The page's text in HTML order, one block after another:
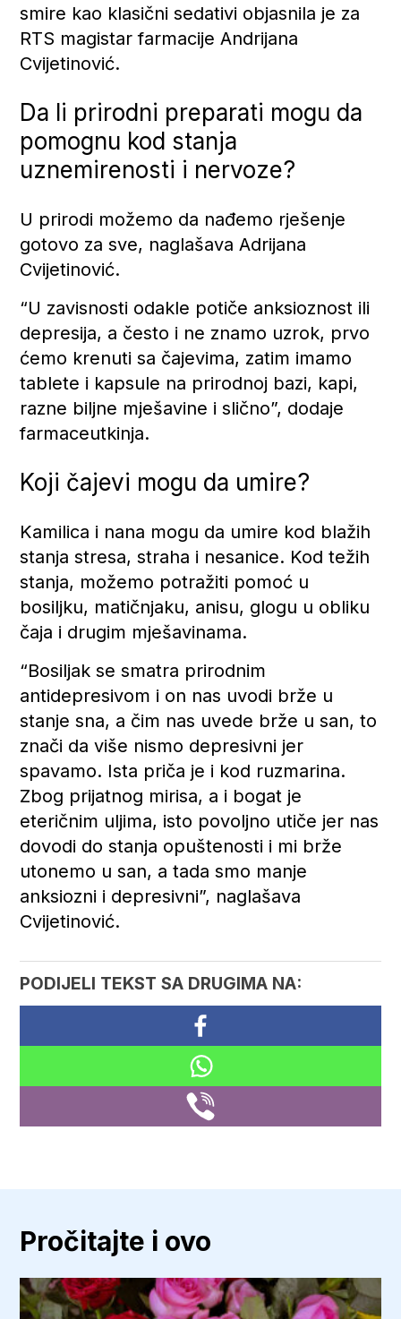
smire kao klasični sedativi objasnila je za
RTS magistar farmacije Andrijana
Cvijetinović.
Da li prirodni preparati mogu da
pomognu kod stanja
uznemirenosti i nervoze?
U prirodi možemo da nađemo rješenje
gotovo za sve, naglašava Adrijana
Cvijetinović.
“U zavisnosti odakle potiče anksioznost ili
depresija, a često i ne znamo uzrok, prvo
ćemo krenuti sa čajevima, zatim imamo
tablete i kapsule na prirodnoj bazi, kapi,
razne biljne mješavine i slično”, dodaje
farmaceutkinja.
Koji čajevi mogu da umire?
Kamilica i nana mogu da umire kod blažih
stanja stresa, straha i nesanice. Kod težih
stanja, možemo potražiti pomoć u
bosiljku, matičnjaku, anisu, glogu u obliku
čaja i drugim mješavinama.
“Bosiljak se smatra prirodnim
antidepresivom i on nas uvodi brže u
stanje sna, a čim nas uvede brže u san, to
znači da više nismo depresivni jer
spavamo. Ista priča je i kod ruzmarina.
Zbog prijatnog mirisa, a i bogat je
eteričnim uljima, isto povoljno utiče jer nas
dovodi do stanja opuštenosti i mi brže
utonemo u san, a tada smo manje
anksiozni i depresivni”, naglašava
Cvijetinović.
PODIJELI TEKST SA DRUGIMA NA:
Pročitajte i ovo